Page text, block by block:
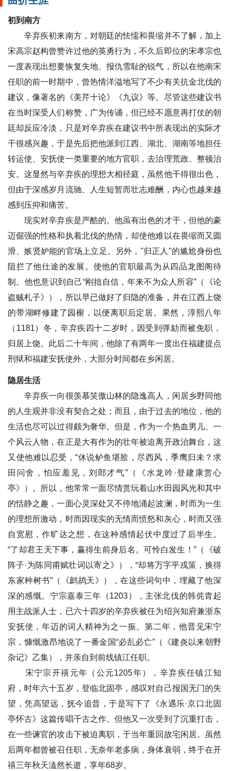
初到南方
辛弃疾初来南方，对朝廷的怯懦和畏缩并不了解，加上
宋高宗赵构曾赞许过他的英勇行为，不久后即位的宋孝宗也
一度表现出想要恢复失地、报仇雪耻的锐气，所以在他南宋
任职的前一时期中，曾热情洋溢地写了不少有关抗金北伐的
建议，像著名的《美芹十论》《九议》等。尽管这些建议书
在当时深受人们称赞，广为传诵，但已经不愿意再打仗的朝
廷却反应冷淡，只是对辛弃疾在建议书中所表现出的实际才
干很感兴趣，于是先后把他派到江西、湖北、湖南等地担任
转运使、安抚使一类重要的地方官职，去治理荒政、整顿治
安。这显然与辛弃疾的理想大相径庭，虽然他干得很出色，
但由于深感岁月流驰、人生短暂而壮志难酬，内心也越来越
感到压抑和痛苦。
现实对辛弃疾是严酷的。他虽有出色的才干，但他的豪
迈倔强的性格和执着北伐的热情，却使他难以在畏缩而又圆
滑、嫉贤妒能的官场上立足。另外，"归正人"的尴尬身份也
阻拦了他仕途的发展。使他的官职最高为从四品龙图阁待
制。他也意识到自己“刚拙自信，年来不为众人所容”（《论
盗贼札子》），所以早已做好了归隐的准备，并在江西上饶
的带湖畔修建了园榭，以便离职后定居。果然，淳熙八年
（1181）冬，辛弃疾四十二岁时，因受到弹劾而被免职，
归居上饶。此后二十年间，他除了有两年一度出任福建提点
刑狱和福建安抚使外，大部分时间都在乡闲居。
隐居生活
辛弃疾一向很羡慕笑傲山林的隐逸高人，闲居乡野同他
的人生观并非没有契合之处；而且，由于过去的地位，他的
生活也尽可以过得颇为奢华。但是，作为一个热血男儿、一
个风云人物，在正是大有作为的壮年被迫离开政治舞台，这
又使他难以忍受，“休说鲈鱼堪脍，尽西风，季鹰归未？求
田问舍，怕应羞见，刘郎才气”（《水龙吟·登建康赏心
亭》）。所以，他常常一面尽情赏玩着山水田园风光和其中
的恬静之趣，一面心灵深处又不停地涌起波澜，时而为一生
的理想所激动，时而因现实的无情而愤怒和灰心，时而又强
自宽慰，作旷达之想，在这种感情起伏中度过了后半生。
“了却君王天下事，赢得生前身后名。可怜白发生！”（《破
阵子·为陈同甫赋壮词以寄之》），“却将万字平戎策，换得
东家种树书”（《鹧鸪天》），在这些词句中，埋藏了他深
深的感慨。宁宗嘉泰三年（1203），主张北伐的韩侂胄起
用主战派人士，已六十四岁的辛弃疾被任为绍兴知府兼浙东
安抚使，年迈的词人精神为之一振。第二年，他晋见宋宁
宗，慷慨激昂地说了一番金国“必乱必亡”（《建炎以来朝野
杂记》乙集），并亲自到前线镇江任职。
宋宁宗开禧元年（公元1205年），辛弃疾任镇江知
府，时年六十五岁，登临北固亭，感叹对自己报国无门的失
望，凭高望远，抚今追昔，于是写下了《永遇乐·京口北固
亭怀古》这篇传唱千古之作。但他又一次受到了沉重打击，
在一些谏官的攻击下被迫离职，于当年重回故宅闲居。虽然
后两年都曾被召任职，无奈年老多病，身体衰弱，终于在开
禧三年秋天溘然长逝，享年68岁。